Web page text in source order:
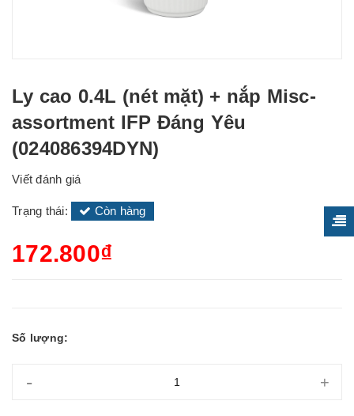
Ly cao 0.4L (nét mặt) + nắp Misc-
assortment IFP Đáng Yêu
(024086394DYN)
Viết đánh giá
Trạng thái: Còn hàng
172.800₫
Số lượng:
- +